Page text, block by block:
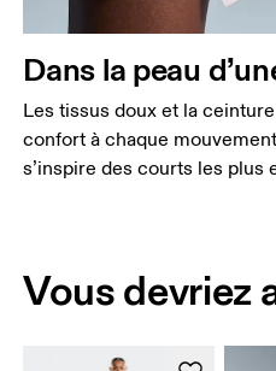
Dans la peau
Les tissus doux et la
confort à chaque
s’inspire des courts les plus
Vous devriez